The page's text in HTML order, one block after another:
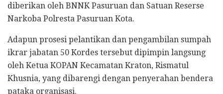
diberikan oleh BNNK Pasuruan dan Satuan Reserse
Narkoba Polresta Pasuruan Kota.
Adapun prosesi pelantikan dan pengambilan sumpah
ikrar jabatan 50 Kordes tersebut dipimpin langsung
oleh Ketua KOPAN Kecamatan Kraton, Rismatul
Khusnia, yang dibarengi dengan penyerahan bendera
pataka organisasi.